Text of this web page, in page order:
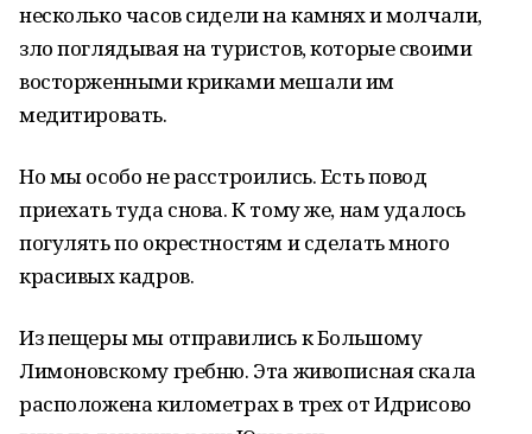
несколько часов сидели на камнях и молчали,
зло поглядывая на туристов, которые своими
восторженными криками мешали им
медитировать.
Но мы особо не расстроились. Есть повод
приехать туда снова. К тому же, нам удалось
погулять по окрестностям и сделать много
красивых кадров.
Из пещеры мы отправились к Большому
Лимоновскому гребню. Эта живописная скала
расположена километрах в трех от Идрисово